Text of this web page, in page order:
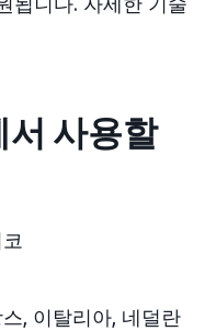
서 사용할
, 이탈리아, 네덜란